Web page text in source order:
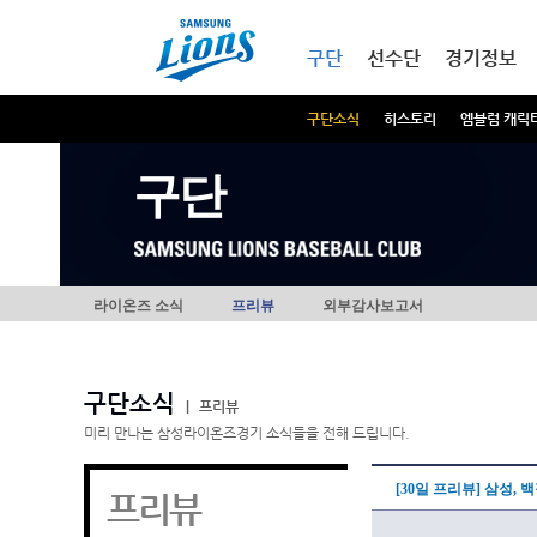
구단
구단소식 히스토리 엠블럼 캐릭
선수단 경기정보
구단
라이온즈 소식 프리뷰 외부감사보고서
구단소식
프리뷰
미리 만나는 삼성라이온즈경기 소식들을 전해 드립니다.
프리뷰 [30일 프리뷰] 삼성,